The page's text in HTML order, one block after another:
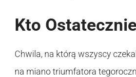
Kto
Chwila, na którą wszyscy
na miano triumfatora